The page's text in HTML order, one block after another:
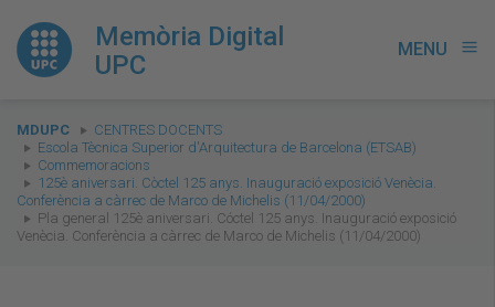
Memòria Digital
UPC
MENU menu
You
are
here:
MDUPC
CENTRES DOCENTS
Escola Tècnica Superior d'Arquitectura de Barcelona (ETSAB)
Commemoracions
125è aniversari. Còctel 125 anys. Inauguració exposició Venècia.
Conferència a càrrec de Marco de Michelis (11/04/2000)
Pla general 125è aniversari. Cóctel 125 anys. Inauguració exposició
Venècia. Conferència a càrrec de Marco de Michelis (11/04/2000)